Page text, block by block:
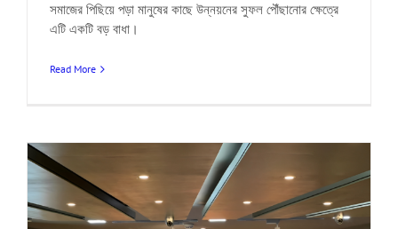
সমাজের পিছিয়ে পড়া মানুষের কাছে উন্নয়নের সুফল পৌঁছানোর ক্ষেত্রে
এটি একটি বড় বাধা।
Read More